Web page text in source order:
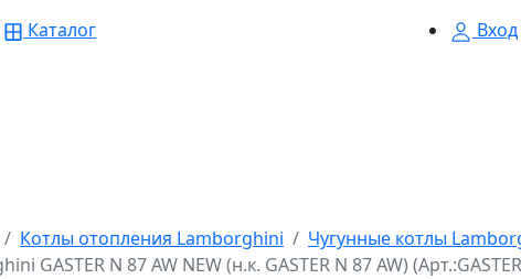
Каталог Вход
Котлы отопления Lamborghini
Чугунные котлы
N 87 AW NEW (н.к. GASTER N 87 AW)